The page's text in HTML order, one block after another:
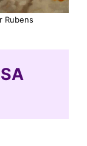
Rubens